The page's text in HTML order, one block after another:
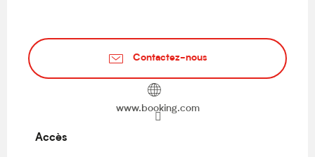
Contactez-nous
www.booking.com
Accès
Accès